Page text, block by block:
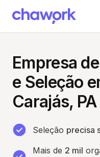
Empresa
e Seleção
Carajás, PA
Seleção precisa
Mais de 2 mil